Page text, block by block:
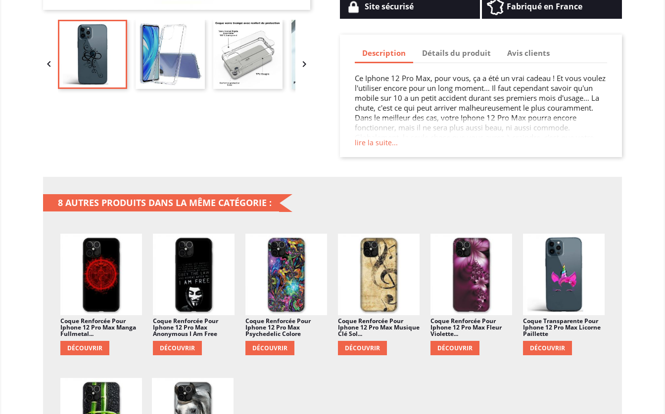
 
Site sécurisé Fabriqué en France
Description Détails du produit Avis clients
Ce Iphone 12 Pro Max, pour vous, ça a été un vrai cadeau ! Et vous voulez
l'utiliser encore pour un long moment… Il faut cependant savoir qu'un
mobile sur 10 a un petit accident durant ses premiers mois d'usage… La
chute, c'est ce qui peut arriver malheureusement le plus couramment.
Dans le meilleur des cas, votre Iphone 12 Pro Max pourra encore
fonctionner, mais il ne sera plus aussi beau, ni aussi commode.
mobile ne sera plus aussi joli. Mais il se peut également que votre mobile
parte simplement à la casse. Il suffira d'un accident pour que votre mobile
lire la suite...
8 AUTRES PRODUITS DANS LA MÊME CATÉGORIE :
Coque Renforcée Pour
Iphone 12 Pro Max Manga
Fullmetal...
DÉCOUVRIR
Coque Renforcée Pour
Iphone 12 Pro Max
Anonymous I Am Free
DÉCOUVRIR
Coque Renforcée Pour
Iphone 12 Pro Max
Psychedelic Colore
DÉCOUVRIR
Coque Renforcée Pour
Iphone 12 Pro Max Musique
Clé Sol...
DÉCOUVRIR
Coque Renforcée Pour
Iphone 12 Pro Max Fleur
Violette...
DÉCOUVRIR
Coque Transparente Pour
Iphone 12 Pro Max Licorne
Paillette
DÉCOUVRIR